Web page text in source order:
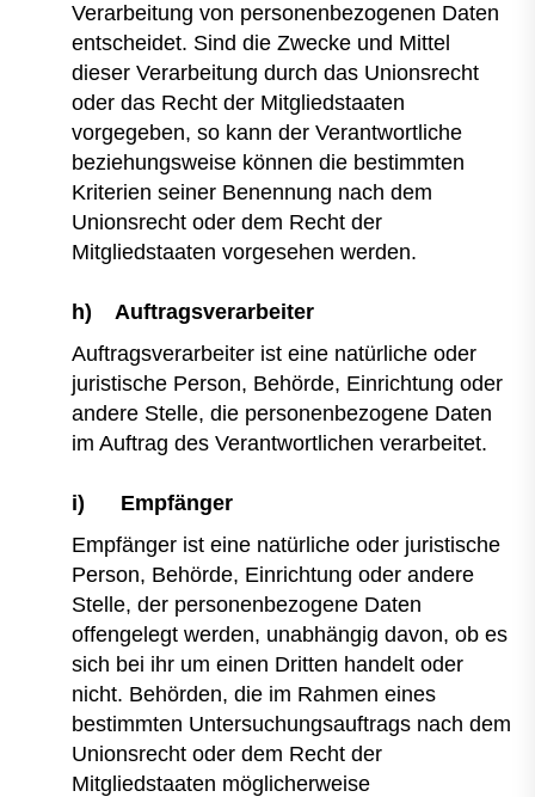
Verarbeitung von personenbezogenen Daten
entscheidet. Sind die Zwecke und Mittel
dieser Verarbeitung durch das Unionsrecht
oder das Recht der Mitgliedstaaten
vorgegeben, so kann der Verantwortliche
beziehungsweise können die bestimmten
Kriterien seiner Benennung nach dem
Unionsrecht oder dem Recht der
Mitgliedstaaten vorgesehen werden.
h) Auftragsverarbeiter
Auftragsverarbeiter ist eine natürliche oder
juristische Person, Behörde, Einrichtung oder
andere Stelle, die personenbezogene Daten
im Auftrag des Verantwortlichen verarbeitet.
i) Empfänger
Empfänger ist eine natürliche oder juristische
Person, Behörde, Einrichtung oder andere
Stelle, der personenbezogene Daten
offengelegt werden, unabhängig davon, ob es
sich bei ihr um einen Dritten handelt oder
nicht. Behörden, die im Rahmen eines
bestimmten Untersuchungsauftrags nach dem
Unionsrecht oder dem Recht der
Mitgliedstaaten möglicherweise